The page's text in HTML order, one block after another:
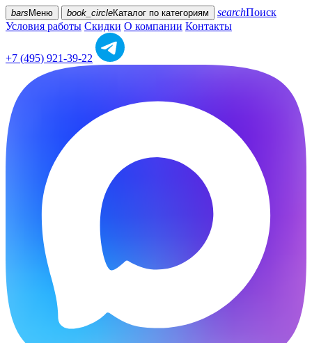
bars Меню book_circleКаталог по категориям searchПоиск
Условия работы Скидки О компании Контакты
+7 (495) 921-39-22